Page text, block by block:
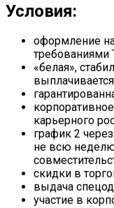
Условия:
оформление
требованиями
«белая»,
карьерного
график 2
не всю
скидки в
выдача
участие в